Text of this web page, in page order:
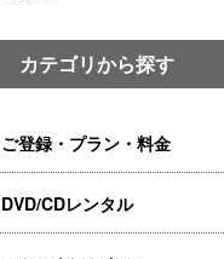
カテゴリから探す
ご登録・プラン・料金
DVD/CDレンタル